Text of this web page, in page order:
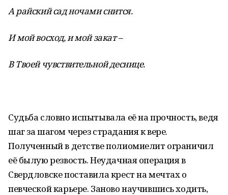
А райский сад ночами снится.
И мой восход, и мой закат –
В Твоей чувствительной деснице.
Судьба словно испытывала её на прочность, ведя
шаг за шагом через страдания к вере.
Полученный в детстве полиомиелит ограничил
её былую резвость. Неудачная операция в
Свердловске поставила крест на мечтах о
певческой карьере. Заново научившись ходить,